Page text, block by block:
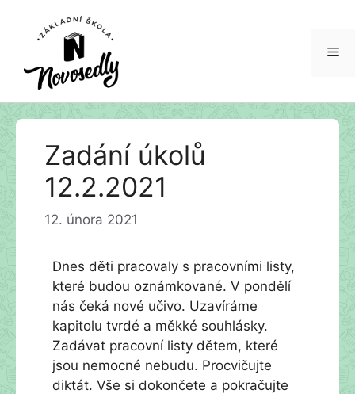
Přeskočit
Zadání úkolů
12.2.2021
12. února 2021
Dnes děti pracovaly s pracovními listy,
které budou oznámkované. V pondělí
nás čeká nové učivo. Uzavíráme
kapitolu tvrdé a měkké souhlásky.
Zadávat pracovní listy dětem, které
jsou nemocné nebudu. Procvičujte
diktát. Vše si dokončete a pokračujte